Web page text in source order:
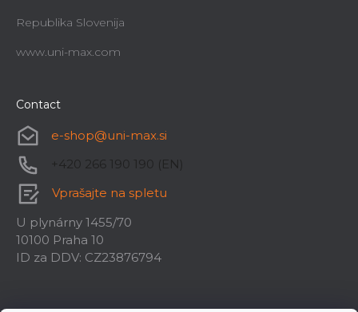
Republika Slovenija
www.uni-max.com
Contact
e-shop@uni-max.si
+420 266 190 190 (EN)
Vprašajte na spletu
U plynárny 1455/70
10100 Praha 10
ID za DDV: CZ23876794